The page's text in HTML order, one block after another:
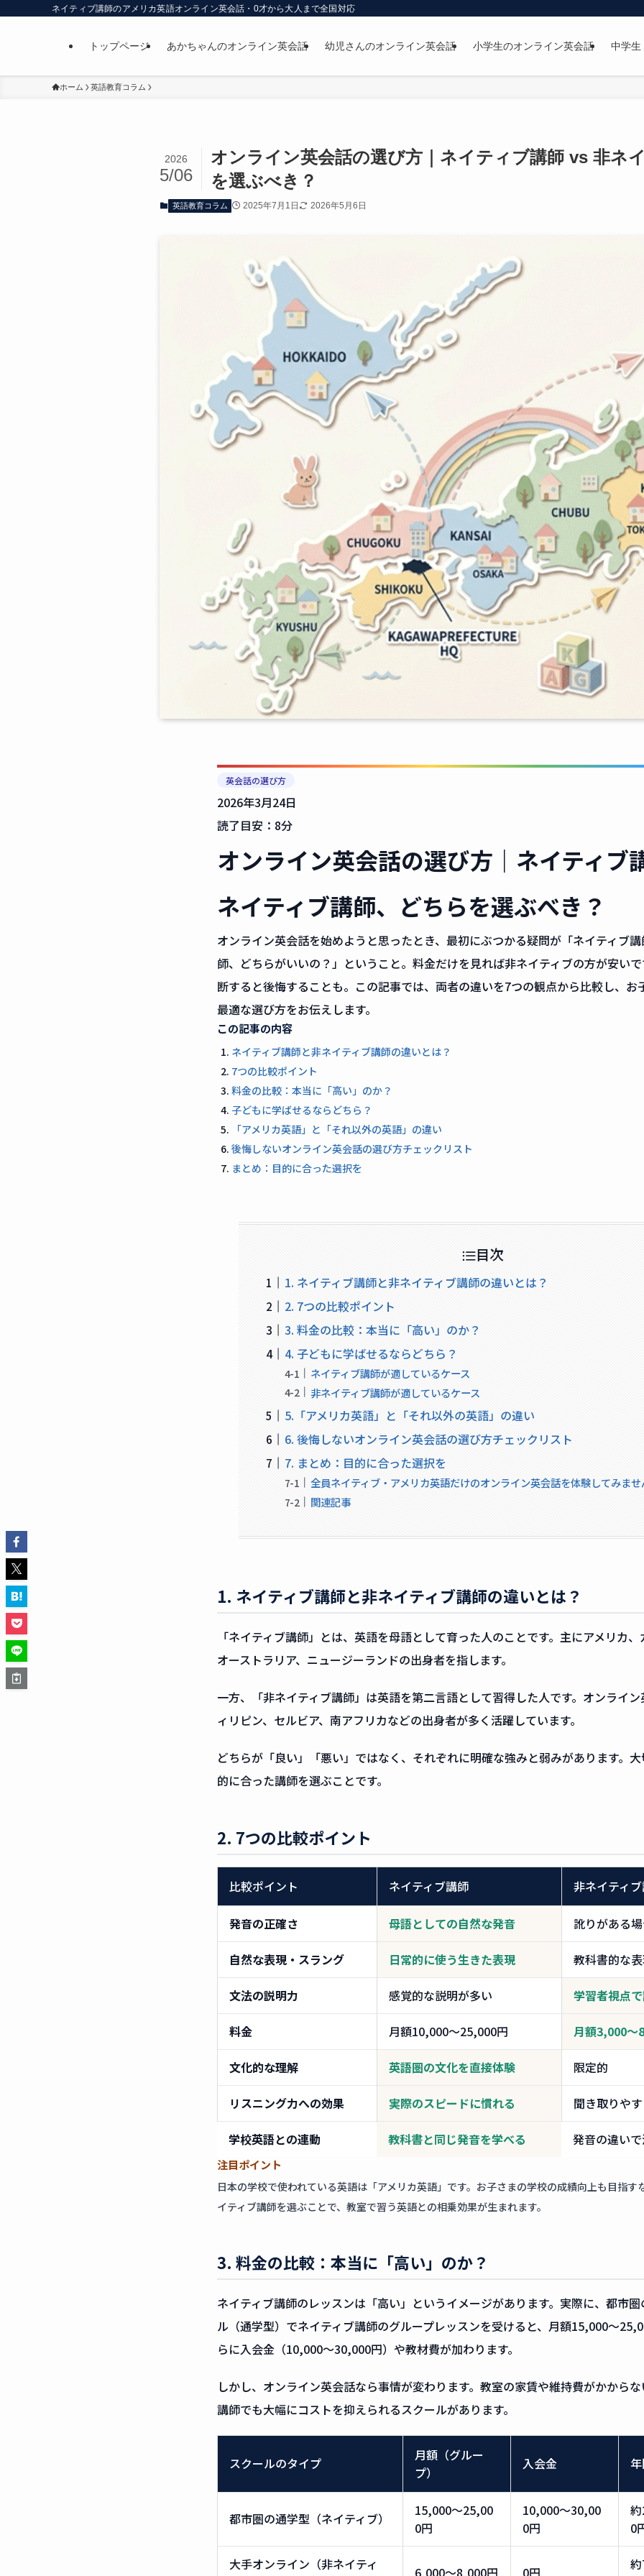
ネイティブ講師のアメリカ英語オンライン英会話・0才から大人まで全国対応
トップページ あかちゃんのオンライン英会話 幼児さんのオンライン英会話 小学生のオンライン英会話 中学生
ホーム 英語教育コラム
オンライン英会話の選び方｜ネイティブ講師 vs 非ネ
を選ぶべき？
2026
5/06
英語教育コラム 2025年7月1日 2026年5月6日
英会話の選び方
2026年3月24日
読了目安：8分
オンライン英会話の選び方｜ネイティブ
ネイティブ講師、どちらを選ぶべき？
オンライン英会話を始めようと思ったとき、最初にぶつかる疑問が「ネイティブ
師、どちらがいいの？」ということ。料金だけを見れば非ネイティブの方が安い
断すると後悔することも。この記事では、両者の違いを7つの観点から比較し、お
最適な選び方をお伝えします。
この記事の内容
ネイティブ講師と非ネイティブ講師の違いとは？
7つの比較ポイント
料金の比較：本当に「高い」のか？
子どもに学ばせるならどちら？
「アメリカ英語」と「それ以外の英語」の違い
後悔しないオンライン英会話の選び方チェックリスト
まとめ：目的に合った選択を
目次
1. ネイティブ講師と非ネイティブ講師の違いとは？
2. 7つの比較ポイント
3. 料金の比較：本当に「高い」のか？
4. 子どもに学ばせるならどちら？
ネイティブ講師が適しているケース
非ネイティブ講師が適しているケース
5.「アメリカ英語」と「それ以外の英語」の違い
6. 後悔しないオンライン英会話の選び方チェックリスト
7. まとめ：目的に合った選択を
全員ネイティブ・アメリカ英語だけのオンライン英会話を体験してみま
関連記事
1. ネイティブ講師と非ネイティブ講師の違いとは？
「ネイティブ講師」とは、英語を母語として育った人のことです。主にアメリカ
オーストラリア、ニュージーランドの出身者を指します。
一方、「非ネイティブ講師」は英語を第二言語として習得した人です。オンライ
ィリピン、セルビア、南アフリカなどの出身者が多く活躍しています。
どちらが「良い」「悪い」ではなく、それぞれに明確な強みと弱みがあります。
的に合った講師を選ぶことです。
2. 7つの比較ポイント
比較ポイント ネイティブ講師 非ネイティ
発音の正確さ 母語としての自然な発音 訛りがある
自然な表現・スラング 日常的に使う生きた表現 教科書的な
文法の説明力 感覚的な説明が多い 学習者視点
料金 月額10,000〜25,000円 月額3,000〜
文化的な理解 英語圏の文化を直接体験 限定的
リスニング力への効果 実際のスピードに慣れる 聞き取りや
学校英語との連動 教科書と同じ発音を学べる 発音の違い
注目ポイント
日本の学校で使われている英語は「アメリカ英語」です。お子さまの学校の成績向上も目指す
イティブ講師を選ぶことで、教室で習う英語との相乗効果が生まれます。
3. 料金の比較：本当に「高い」のか？
ネイティブ講師のレッスンは「高い」というイメージがあります。実際に、都市
ル（通学型）でネイティブ講師のグループレッスンを受けると、月額15,000〜
らに入会金（10,000〜30,000円）や教材費が加わります。
しかし、オンライン英会話なら事情が変わります。教室の家賃や維持費がかから
講師でも大幅にコストを抑えられるスクールがあります。
スクールのタイプ
月額（グルー
プ）
入会金
都市圏の通学型（ネイティブ）
15,000〜25,00
0円
10,000〜30,00
0円
0
大手オンライン（非ネイティ
6,000〜8,000円 0円